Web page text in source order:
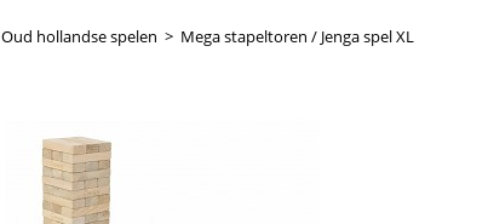
Oud hollandse spelen > Mega stapeltoren / Jenga spel XL